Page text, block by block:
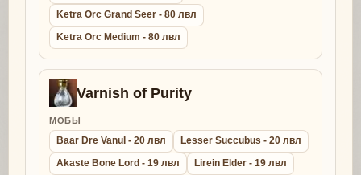
Ketra Orc Grand Seer - 80 лвл
Ketra Orc Medium - 80 лвл
Varnish of Purity
МОБЫ
Baar Dre Vanul - 20 лвл
Lesser Succubus - 20 лвл
Akaste Bone Lord - 19 лвл
Lirein Elder - 19 лвл